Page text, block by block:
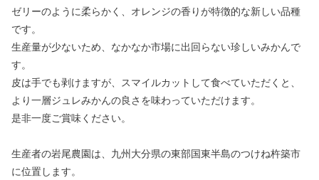
ゼリーのように柔らかく、オレンジの香りが特徴的な新しい品種
です。
生産量が少ないため、なかなか市場に出回らない珍しいみかんで
す。
皮は手でも剥けますが、スマイルカットして食べていただくと、
より一層ジュレみかんの良さを味わっていただけます。
是非一度ご賞味ください。
生産者の岩尾農園は、九州大分県の東部国東半島のつけね杵築市
に位置します。